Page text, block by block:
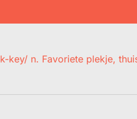
key/ n. Favoriete plekje,